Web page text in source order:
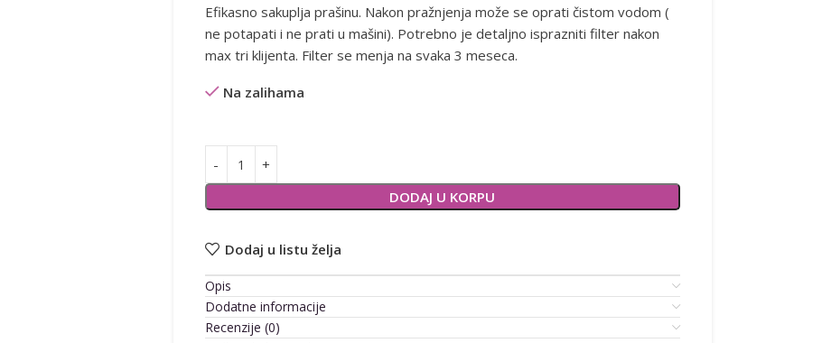
Efikasno sakuplja prašinu. Nakon pražnjenja može se oprati čistom vodom (
ne potapati i ne prati u mašini). Potrebno je detaljno isprazniti filter nakon
max tri klijenta. Filter se menja na svaka 3 meseca.
Na zalihama
DODAJ U KORPU
Alternative:
Dodaj u listu želja
Opis
Dodatne informacije
Recenzije (0)